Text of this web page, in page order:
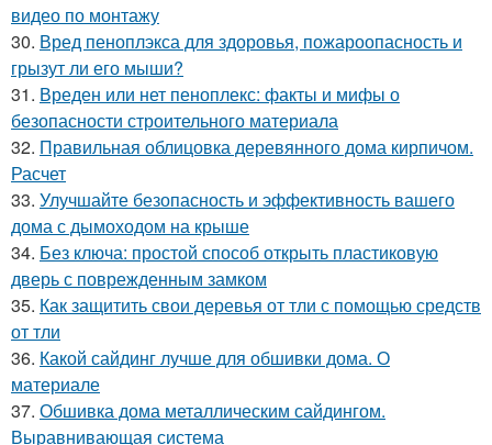
видео по монтажу
30. Вред пеноплэкса для здоровья, пожароопасность и
грызут ли его мыши?
31. Вреден или нет пеноплекс: факты и мифы о
безопасности строительного материала
32. Правильная облицовка деревянного дома кирпичом.
Расчет
33. Улучшайте безопасность и эффективность вашего
дома с дымоходом на крыше
34. Без ключа: простой способ открыть пластиковую
дверь с поврежденным замком
35. Как защитить свои деревья от тли с помощью средств
от тли
36. Какой сайдинг лучше для обшивки дома. О
материале
37. Обшивка дома металлическим сайдингом.
Выравнивающая система